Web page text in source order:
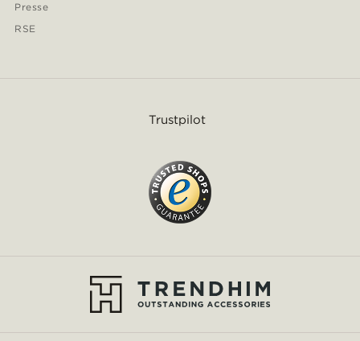
Presse
RSE
Trustpilot